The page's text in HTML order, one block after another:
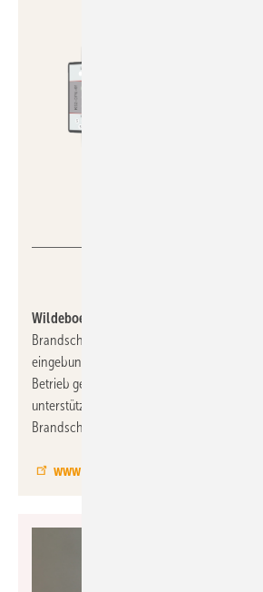
Wildeboer, 8.0-C91:
Brandschutzklappen sehr einfach in die
eingebunden. Die KS2 kann ohne
Betrieb genommen werden. Eine
unterstützt bei der Umsetzung der
Brandschutzklappen.
www.wildeboer.de